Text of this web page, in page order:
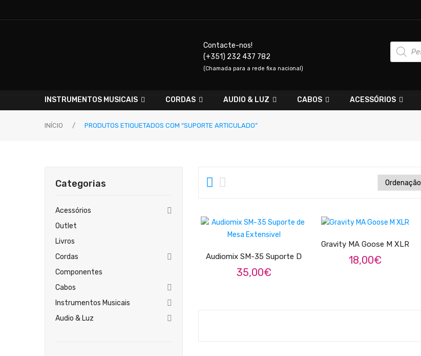
Contacte-nos!
(+351) 232 437 782
(Chamada para a rede fixa nacional)
Products
search
INSTRUMENTOS MUSICAIS CORDAS AUDIO & LUZ CABOS ACESSÓRIOS
INÍCIO / PRODUTOS ETIQUETADOS COM “SUPORTE ARTICULADO”
Categorias
Acessórios
Outlet
Livros
Cordas
Componentes
Cabos
Instrumentos Musicais
Audio & Luz
Audiomix SM-35 Suporte De Mesa Extensivel
35,00€
Gravity MA Goose M XLR
18,00€